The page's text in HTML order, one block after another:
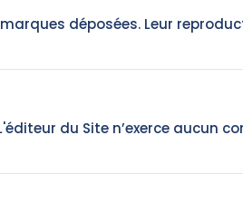
déposées. Leur
du Site n’exerce aucun